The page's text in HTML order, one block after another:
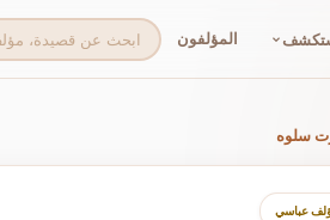
المؤلفون
سلوه
عباسي